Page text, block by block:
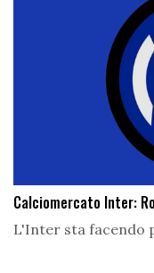
Calciomercato Inter:
L'Inter sta facendo